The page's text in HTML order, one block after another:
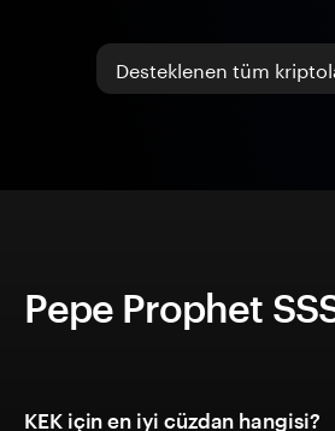
Desteklenen tüm
Pepe Prophet
KEK için en iyi cüzdan hangisi?